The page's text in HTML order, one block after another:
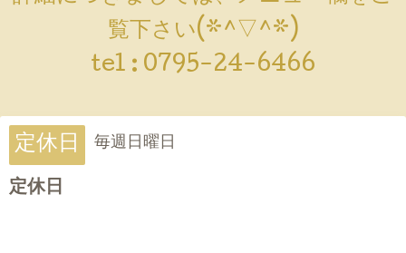
覧下さい(*^▽^*)
tel : 0795-24-6466
定休日 毎週日曜日
定休日